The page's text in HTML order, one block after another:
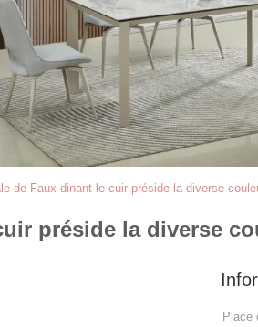
de Faux dinant le cuir préside la diverse
préside la diverse
Place